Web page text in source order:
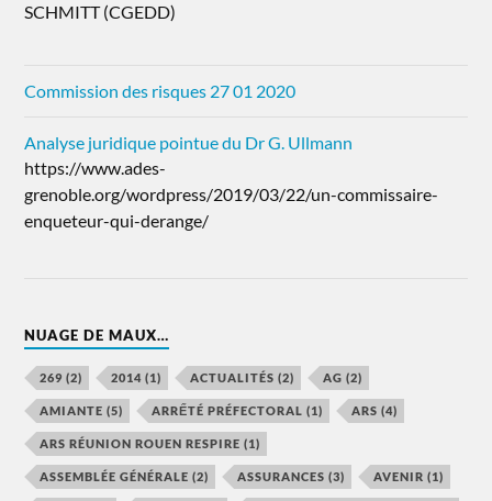
SCHMITT (CGEDD)
Commission des risques 27 01 2020
Analyse juridique pointue du Dr G. Ullmann
https://www.ades-
grenoble.org/wordpress/2019/03/22/un-commissaire-
enqueteur-qui-derange/
NUAGE DE MAUX…
269 (2) 2014 (1) ACTUALITÉS (2) AG (2)
AMIANTE (5) ARRẾTÉ PRÉFECTORAL (1) ARS (4)
ARS RÉUNION ROUEN RESPIRE (1)
ASSEMBLÉE GÉNÉRALE (2) ASSURANCES (3) AVENIR (1)